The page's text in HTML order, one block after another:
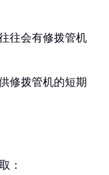
往会有修拨管机
修拨管机的短期
：